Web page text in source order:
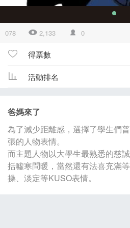
078 2,133 0
得票數
活動排名
爸媽來了
為了減少距離感，選擇了學生們
張的人物表情。
而主題人物以大學生最熟悉的慈
括噓寒問暖，當然還有法喜充滿
操、淡定等KUSO表情。